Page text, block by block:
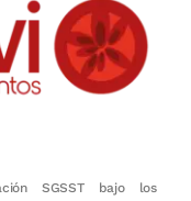
SGSST bajo los